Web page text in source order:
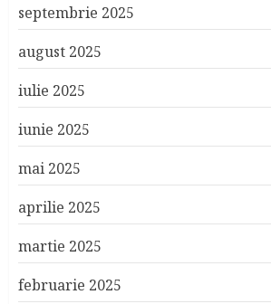
septembrie 2025
august 2025
iulie 2025
iunie 2025
mai 2025
aprilie 2025
martie 2025
februarie 2025